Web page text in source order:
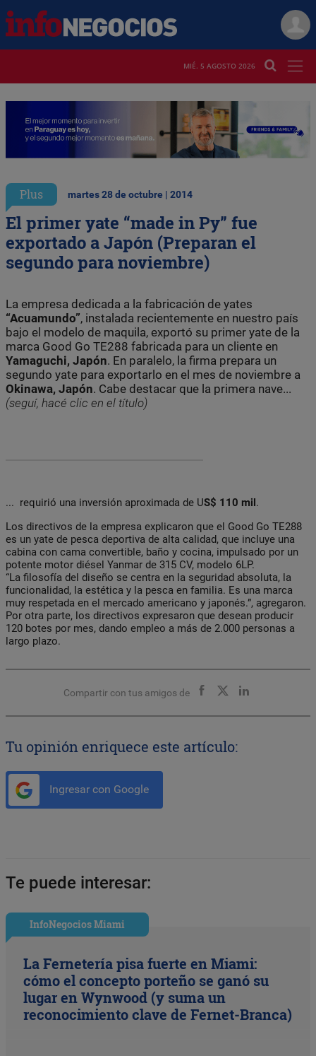
MIÉ. 5 AGOSTO 2026
Plus martes 28 de octubre | 2014
El primer yate “made in Py” fue
exportado a Japón (Preparan el
segundo para noviembre)
La empresa dedicada a la fabricación de yates
“Acuamundo”, instalada recientemente en nuestro país
bajo el modelo de maquila, exportó su primer yate de la
marca Good Go TE288 fabricada para un cliente en
Yamaguchi, Japón. En paralelo, la firma prepara un
segundo yate para exportarlo en el mes de noviembre a
Okinawa, Japón. Cabe destacar que la primera nave...
(seguí, hacé clic en el título)
... requirió una inversión aproximada de US$ 110 mil.
Los directivos de la empresa explicaron que el Good Go TE288
es un yate de pesca deportiva de alta calidad, que incluye una
cabina con cama convertible, baño y cocina, impulsado por un
potente motor diésel Yanmar de 315 CV, modelo 6LP.
“La filosofía del diseño se centra en la seguridad absoluta, la
funcionalidad, la estética y la pesca en familia. Es una marca
muy respetada en el mercado americano y japonés.”, agregaron.
Por otra parte, los directivos expresaron que desean producir
120 botes por mes, dando empleo a más de 2.000 personas a
largo plazo.
Compartir con tus amigos de
Tu opinión enriquece este artículo:
Ingresar con Google
Te puede interesar:
InfoNegocios Miami
La Fernetería pisa fuerte en Miami:
cómo el concepto porteño se ganó su
lugar en Wynwood (y suma un
reconocimiento clave de Fernet-Branca)